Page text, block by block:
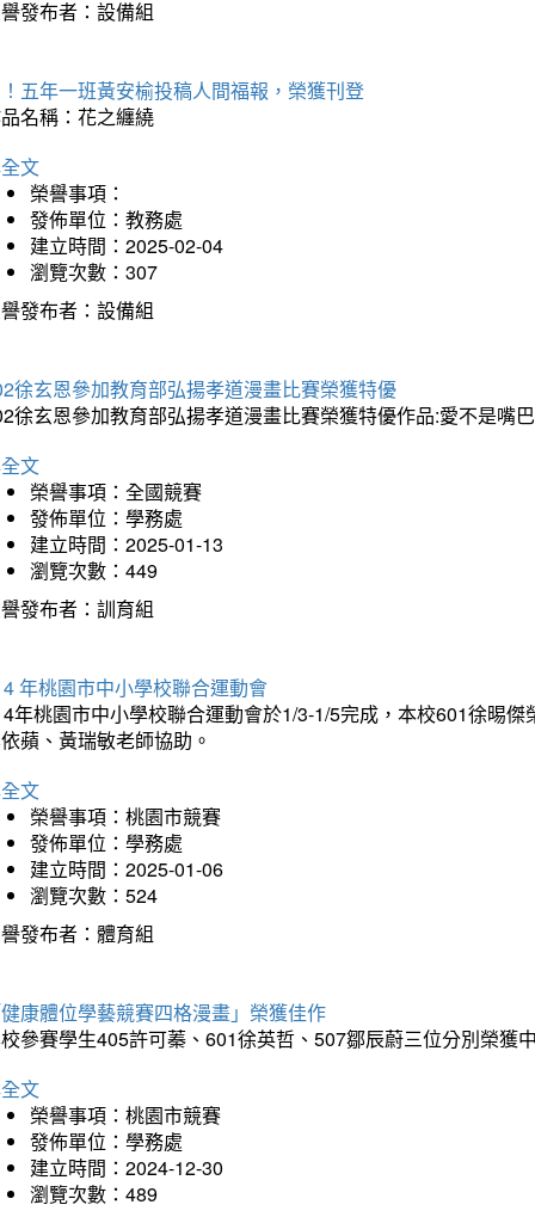
發布者：設備組
五年一班黃安榆投稿人間福報，榮獲刊登
名稱：花之纏繞
文
榮譽事項：
發佈單位：教務處
建立時間：2025-02-04
瀏覽次數：307
發布者：設備組
徐玄恩參加教育部弘揚孝道漫畫比賽榮獲特優
徐玄恩參加教育部弘揚孝道漫畫比賽榮獲特優作品:愛不是嘴
文
榮譽事項：全國競賽
發佈單位：學務處
建立時間：2025-01-13
瀏覽次數：449
發布者：訓育組
年桃園市中小學校聯合運動會
年桃園市中小學校聯合運動會於1/3-1/5完成，本校601徐晹
蘋、黃瑞敏老師協助。
文
榮譽事項：桃園市競賽
發佈單位：學務處
建立時間：2025-01-06
瀏覽次數：524
發布者：體育組
康體位學藝競賽四格漫畫」榮獲佳作
參賽學生405許可蓁、601徐英哲、507鄒辰蔚三位分別榮獲
文
榮譽事項：桃園市競賽
發佈單位：學務處
建立時間：2024-12-30
瀏覽次數：489